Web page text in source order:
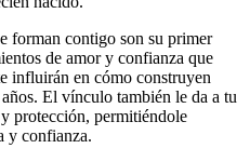
forman contigo son su primer
de amor y confianza que
influirán en cómo construyen
El vínculo también le da a tu
protección, permitiéndole
y confianza.